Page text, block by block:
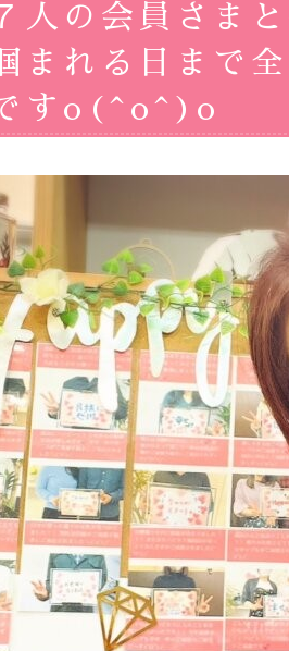
人の会員さま
まれる日まで
すo(^o^)o